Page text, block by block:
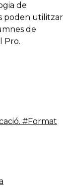
de
poden utilitzar
de
Pro.
#Format